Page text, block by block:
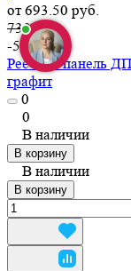
от 693.50 руб.
730 руб.
-5%
Реечная панель
графит
0
0
В наличии
В корзину
В наличии
В корзину